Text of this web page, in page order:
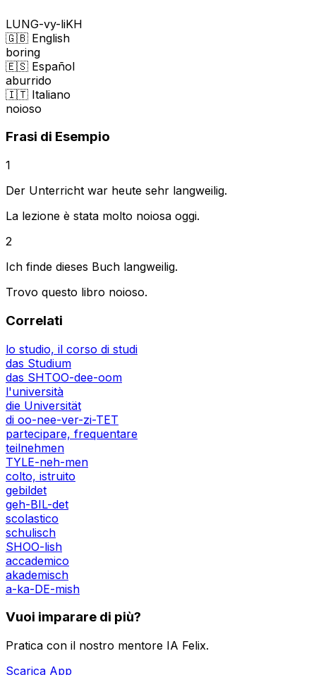
LUNG-vy-liKH
🇬🇧 English
boring
🇪🇸 Español
aburrido
🇮🇹 Italiano
noioso
Frasi di Esempio
1
Der Unterricht war heute sehr langweilig.
La lezione è stata molto noiosa oggi.
2
Ich finde dieses Buch langweilig.
Trovo questo libro noioso.
Correlati
lo studio, il corso di studi
das Studium
das SHTOO-dee-oom
l'università
die Universität
di oo-nee-ver-zi-TET
partecipare, frequentare
teilnehmen
TYLE-neh-men
colto, istruito
gebildet
geh-BIL-det
scolastico
schulisch
SHOO-lish
accademico
akademisch
a-ka-DE-mish
Vuoi imparare di più?
Pratica con il nostro mentore IA Felix.
Scarica App